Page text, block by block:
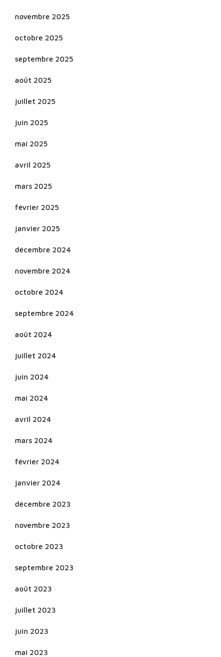
novembre 2025
octobre 2025
septembre 2025
août 2025
juillet 2025
juin 2025
mai 2025
avril 2025
mars 2025
février 2025
janvier 2025
décembre 2024
novembre 2024
octobre 2024
septembre 2024
août 2024
juillet 2024
juin 2024
mai 2024
avril 2024
mars 2024
février 2024
janvier 2024
décembre 2023
novembre 2023
octobre 2023
septembre 2023
août 2023
juillet 2023
juin 2023
mai 2023